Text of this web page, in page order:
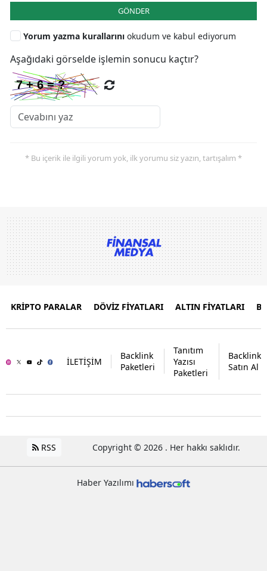
GÖNDER
Yorum yazma kurallarını okudum ve kabul ediyorum
Aşağıdaki görselde işlemin sonucu kaçtır?
* Bu içerik ile ilgili yorum yok, ilk yorumu siz yazın, tartışalım *
KRİPTO PARALAR DÖVİZ FİYATLARI ALTIN FİYATLARI
İLETİŞİM
Backlink
Paketleri
Tanıtım
Yazısı
Paketleri
Backlink
Satın Al
RSS Copyright © 2026 . Her hakkı saklıdır.
Haber Yazılımı